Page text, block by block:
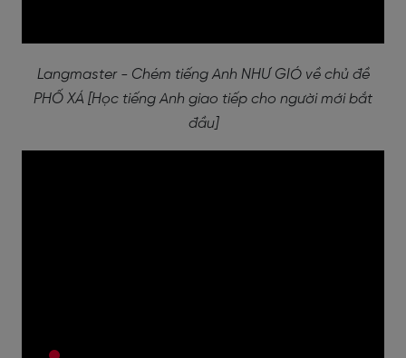
Langmaster - Chém tiếng Anh NHƯ GIÓ về chủ đề
PHỐ XÁ [Học tiếng Anh giao tiếp cho người mới bắt
đầu]